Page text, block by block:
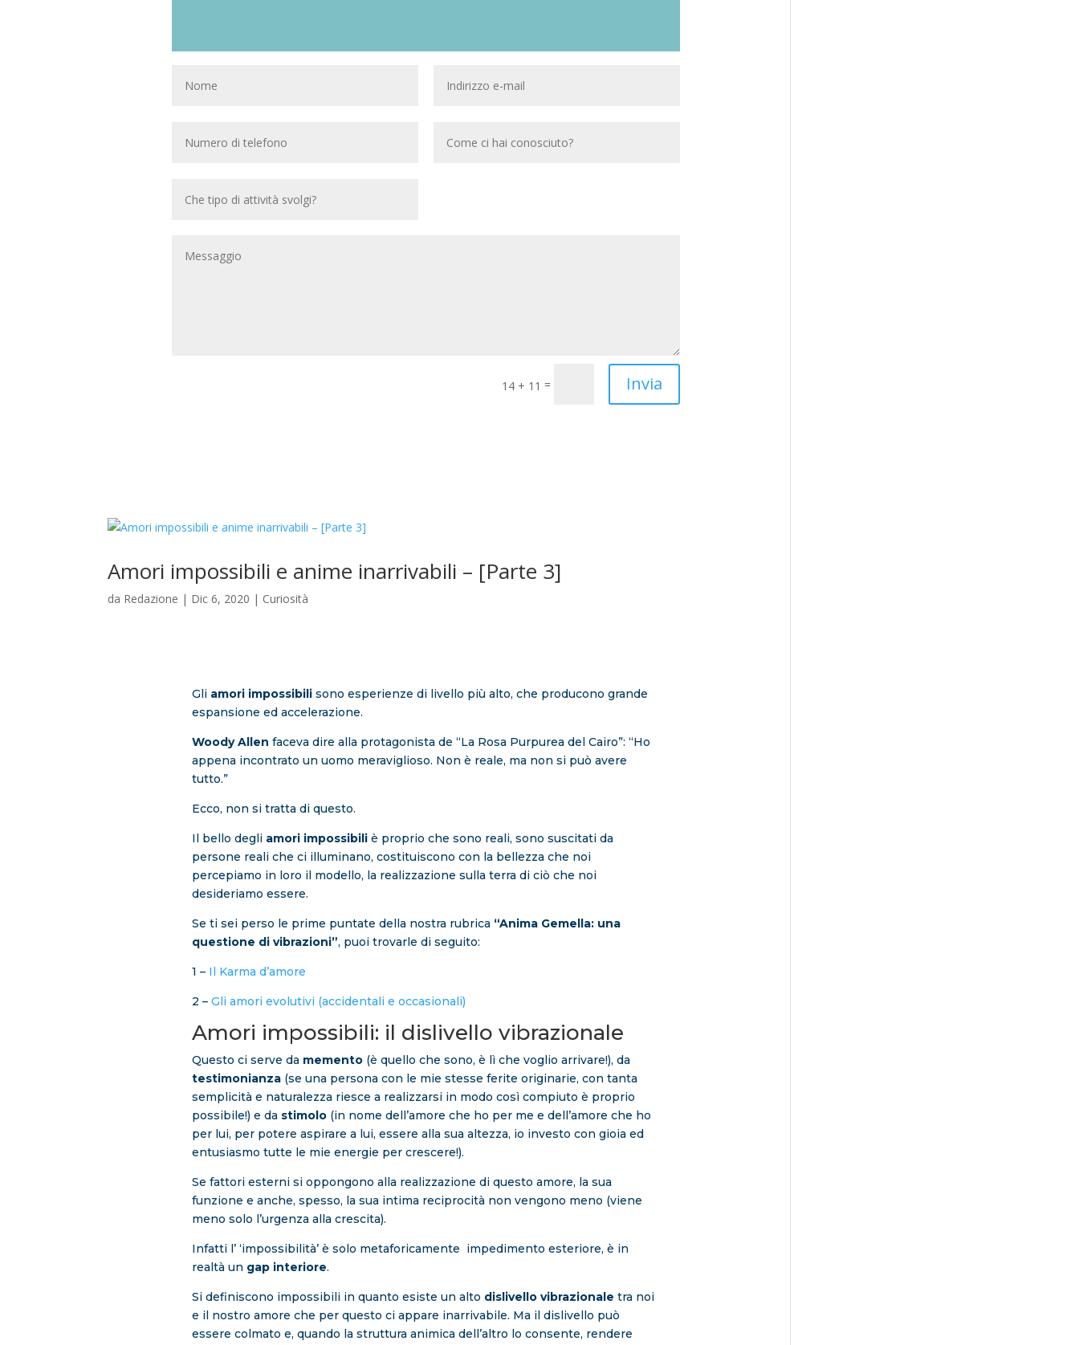
14 + 11 = Invia
Amori impossibili e anime inarrivabili – [Parte 3]
da Redazione | Dic 6, 2020 | Curiosità
Gli amori impossibilisono esperienze di livello più alto, che producono grande
espansione ed accelerazione.
Woody Allen faceva dire alla protagonista de “La Rosa Purpurea del Cairo”: “Ho
appena incontrato un uomo meraviglioso. Non è reale, ma non si può avere
tutto.”
Ecco, non si tratta di questo.
Il bello degliamori impossibiliè proprio che sono reali, sono suscitati da
persone reali che ci illuminano, costituiscono con la bellezza che noi
percepiamo in loro il modello, la realizzazione sulla terra di ciò che noi
desideriamo essere.
Se ti sei perso le prime puntate della nostra rubrica “Anima Gemella: una
questione di vibrazioni”, puoi trovarle di seguito:
1 – Il Karma d’amore
2 – Gli amori evolutivi (accidentali e occasionali)
Amori impossibili: il dislivello vibrazionale
Questo ci serve da memento(è quello che sono, è lì che voglio arrivare!), da
testimonianza(se una persona con le mie stesse ferite originarie, con tanta
semplicità e naturalezza riesce a realizzarsi in modo così compiuto è proprio
possibile!) e da stimolo(in nome dell’amore che ho per me e dell’amore che ho
per lui, per potere aspirare a lui, essere alla sua altezza, io investo con gioia ed
entusiasmo tutte le mie energie per crescere!).
Se fattori esterni si oppongono alla realizzazione di questo amore, la sua
funzione e anche, spesso, la sua intima reciprocità non vengono meno (viene
meno solo l’urgenza alla crescita).
Infatti l’ ‘impossibilità’ è solo metaforicamente impedimento esteriore, è in
realtà un gap interiore.
Si definiscono impossibili in quanto esiste un alto dislivello vibrazionale tra noi
e il nostro amore che per questo ci appare inarrivabile. Ma il dislivello può
essere colmato e, quando la struttura animica dell’altro lo consente, rendere